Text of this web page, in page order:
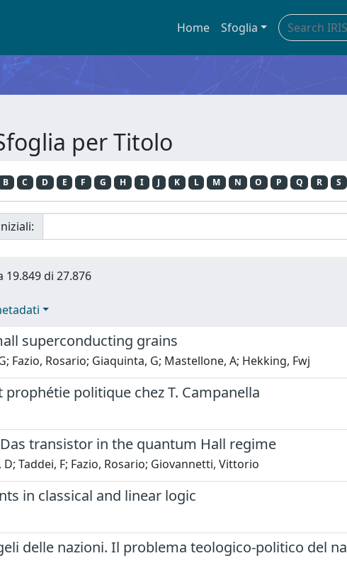
Home Sfoglia
per Titolo
B C D E F G H I J K L M N O P Q R S
di 27.876
superconducting grains
Fazio, Rosario; Giaquinta, G; Mastellone, A; Hekking, Fwj
politique chez T. Campanella
transistor in the quantum Hall regime
Taddei, F; Fazio, Rosario; Giovannetti, Vittorio
in classical and linear logic
delle nazioni. Il problema teologico-politico del